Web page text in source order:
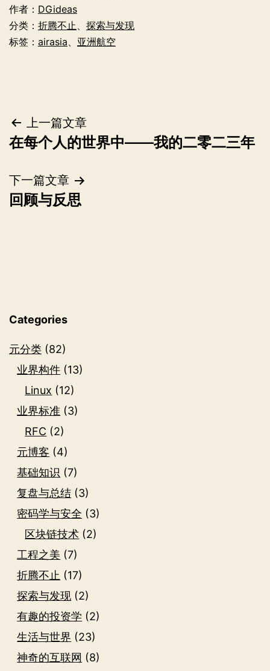
作者： DGideas
分类： 折腾不止、 探索与发现
标签： airasia、 亚洲航空
文
章
导
航
上一篇文章
在每个人的世界中——我的二零二三年
下一篇文章
回顾与反思
Categories
元分类 (82)
业界构件 (13)
Linux (12)
业界标准 (3)
RFC (2)
元博客 (4)
基础知识 (7)
复盘与总结 (3)
密码学与安全 (3)
区块链技术 (2)
工程之美 (7)
折腾不止 (17)
探索与发现 (2)
有趣的投资学 (2)
生活与世界 (23)
神奇的互联网 (8)